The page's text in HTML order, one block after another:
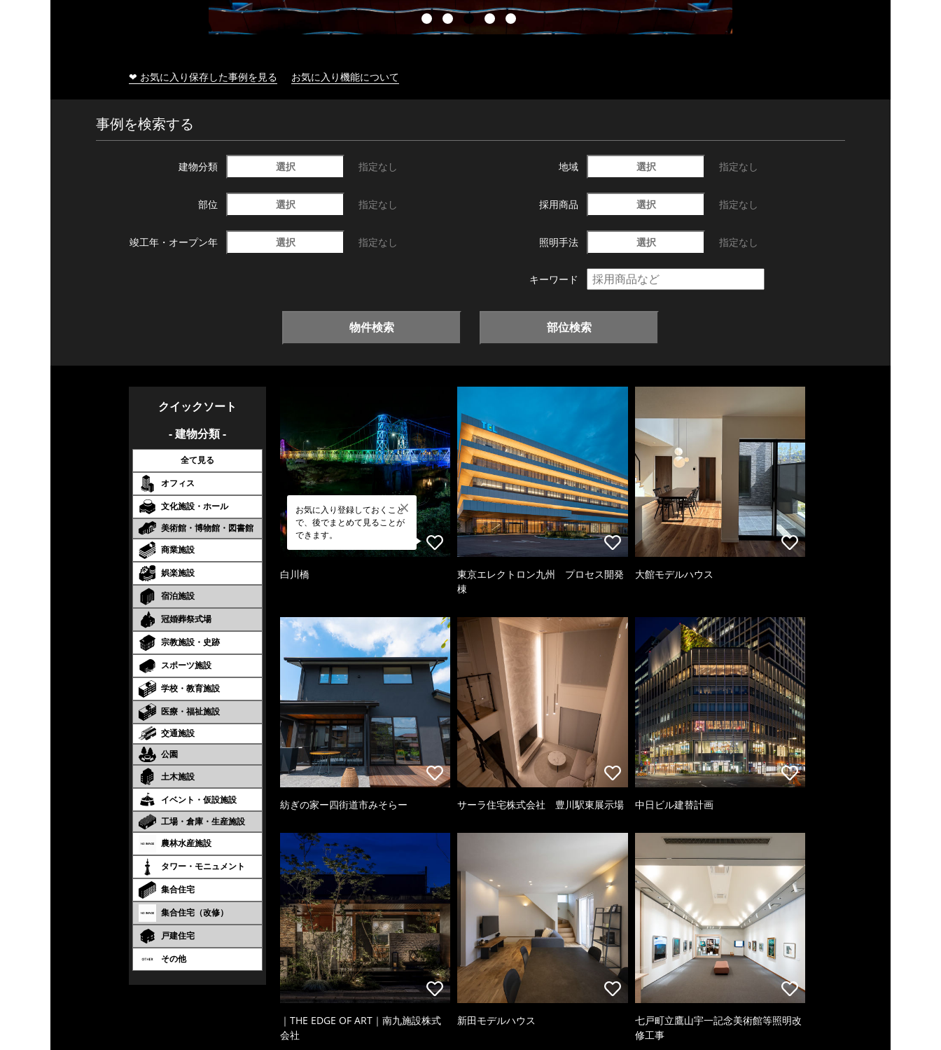
❤ お気に入り保存した事例を見る お気に入り機能について
事例を検索する
建物分類 選択 指定なし 地域 選択 指定なし
部位 選択 指定なし 採用商品 選択 指定なし
竣工年・ オープン年 選択 指定なし 照明手法 選択 指定なし
キーワード
物件検索 部位検索
クイックソート
- 建物分類 -
全て見る
オフィス
文化施設・ホール
美術館・博物館・図書館
商業施設
娯楽施設
宿泊施設
冠婚葬祭式場
宗教施設・史跡
スポーツ施設
学校・教育施設
医療・福祉施設
交通施設
公園
土木施設
イベント・仮設施設
工場・倉庫・生産施設
農林水産施設
タワー・モニュメント
集合住宅
集合住宅（改修）
戸建住宅
その他
お気に入り登録しておくこと
で、後でまとめて見ることが
できます。
白川橋
東京エレクトロン九州 プロセス開発
棟
大館モデルハウス
紡ぎの家ー四街道市みそらー サーラ住宅株式会社 豊川駅東展示場 中日ビル建替計画
｜THE EDGE OF ART｜南九施設株式
会社
新田モデルハウス
七戸町立鷹山宇一記念美術館等照明改
修工事